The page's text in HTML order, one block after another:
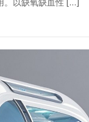
。以缺氧缺血性 […]